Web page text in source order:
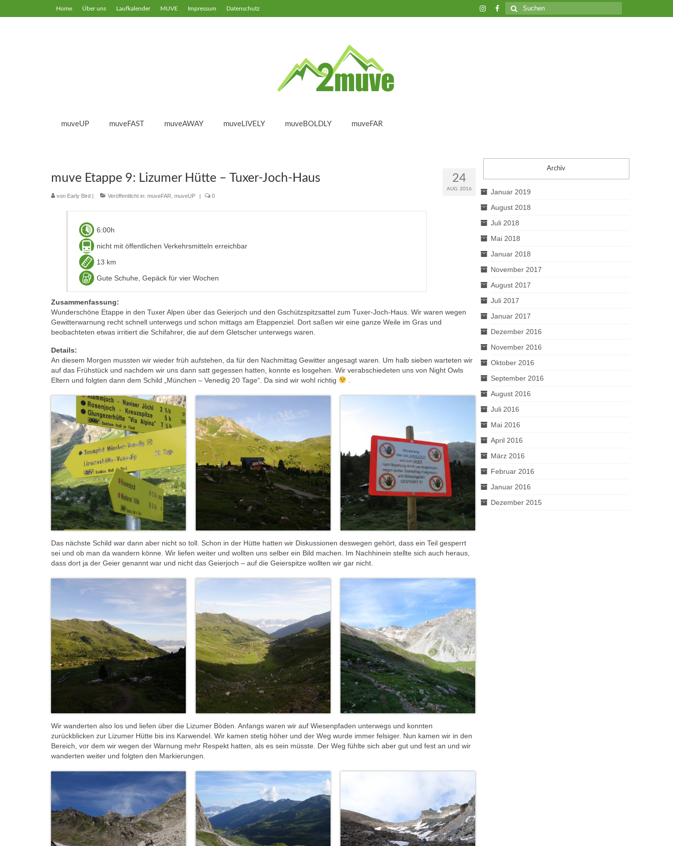
Home Über uns Laufkalender MUVE Impressum Datenschutz
Suche
nach:
muveUP muveFAST muveAWAY muveLIVELY muveBOLDLY muveFAR
24
AUG. 2016
muve Etappe 9: Lizumer Hütte – Tuxer-Joch-Haus
von Early Bird | Veröffentlicht in: muveFAR muveUP | 0
6:00h
nicht mit öffentlichen Verkehrsmitteln erreichbar
13 km
Gute Schuhe, Gepäck für vier Wochen
Zusammenfassung:
Wunderschöne Etappe in den Tuxer Alpen über das Geierjoch und den Gschützspitzsattel zum Tuxer-Joch-Haus. Wir waren wegen
Gewitterwarnung recht schnell unterwegs und schon mittags am Etappenziel. Dort saßen wir eine ganze Weile im Gras und
beobachteten etwas irritiert die Schifahrer, die auf dem Gletscher unterwegs waren.
Details:
An diesem Morgen mussten wir wieder früh aufstehen, da für den Nachmittag Gewitter angesagt waren. Um halb sieben warteten wir
auf das Frühstück und nachdem wir uns dann satt gegessen hatten, konnte es losgehen. Wir verabschiedeten uns von Night Owls
Eltern und folgten dann dem Schild „München – Venedig 20 Tage“. Da sind wir wohl richtig
Das nächste Schild war dann aber nicht so toll. Schon in der Hütte hatten wir Diskussionen deswegen gehört, dass ein Teil gesperrt
sei und ob man da wandern könne. Wir liefen weiter und wollten uns selber ein Bild machen. Im Nachhinein stellte sich auch heraus,
dass dort ja der Geier genannt war und nicht das Geierjoch – auf die Geierspitze wollten wir gar nicht.
Wir wanderten also los und liefen über die Lizumer Böden. Anfangs waren wir auf Wiesenpfaden unterwegs und konnten
zurückblicken zur Lizumer Hütte bis ins Karwendel. Wir kamen stetig höher und der Weg wurde immer felsiger. Nun kamen wir in den
Bereich, vor dem wir wegen der Warnung mehr Respekt hatten, als es sein müsste. Der Weg fühlte sich aber gut und fest an und wir
wanderten weiter und folgten den Markierungen.
Archiv
Januar 2019
August 2018
Juli 2018
Mai 2018
Januar 2018
November 2017
August 2017
Juli 2017
Januar 2017
Dezember 2016
November 2016
Oktober 2016
September 2016
August 2016
Juli 2016
Mai 2016
April 2016
März 2016
Februar 2016
Januar 2016
Dezember 2015